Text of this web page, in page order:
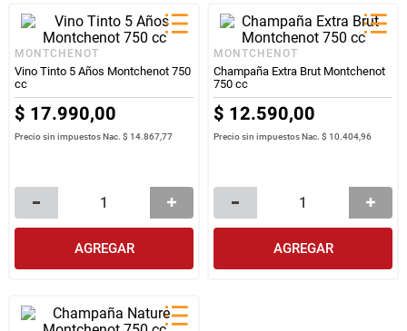
MONTCHENOT
Vino Tinto 5 Años Montchenot 750
cc
$ 17.990,00
Precio sin impuestos Nac.$ 14.867,77
AGREGAR
MONTCHENOT
Champaña Extra Brut Montchenot
750 cc
$ 12.590,00
Precio sin impuestos Nac.$ 10.404,96
AGREGAR